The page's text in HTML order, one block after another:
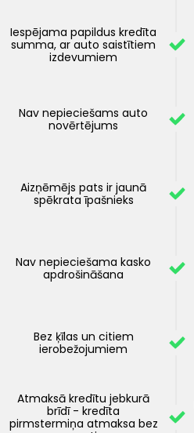
Iespējama papildus kredīta
summa, ar auto saistītiem
izdevumiem
Nav nepieciešams auto
novērtējums
Aizņēmējs pats ir jaunā
spēkrata īpašnieks
Nav nepieciešama kasko
apdrošināšana
Bez ķīlas un citiem
ierobežojumiem
Atmaksā kredītu jebkurā
brīdī - kredīta
pirmstermiņa atmaksa bez